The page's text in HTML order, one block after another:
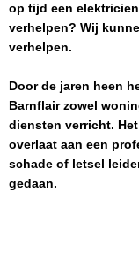
op tijd een
verhelpen? Wij
verhelpen.
Door de jaren heen
Barnflairzowel
diensten verricht.
overlaat aan een
schade of letsel
gedaan.